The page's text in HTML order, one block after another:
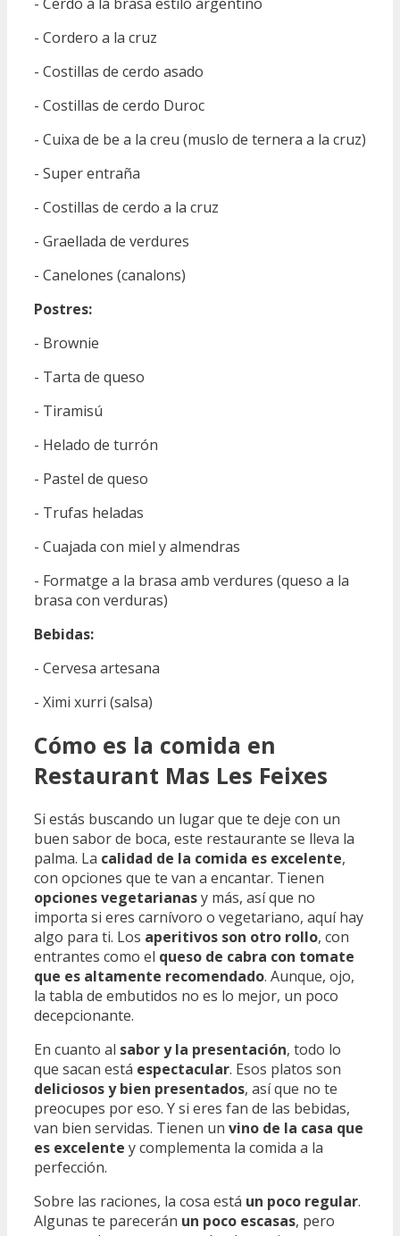
- Cordero a la cruz
- Costillas de cerdo asado
- Costillas de cerdo Duroc
- Cuixa de be a la creu (muslo de ternera a la cruz)
- Super entraña
- Costillas de cerdo a la cruz
- Graellada de verdures
- Canelones (canalons)
Postres:
- Brownie
- Tarta de queso
- Tiramisú
- Helado de turrón
- Pastel de queso
- Trufas heladas
- Cuajada con miel y almendras
- Formatge a la brasa amb verdures (queso a la
brasa con verduras)
Bebidas:
- Cervesa artesana
- Ximi xurri (salsa)
Cómo es la comida en
Restaurant Mas Les Feixes
Si estás buscando un lugar que te deje con un
buen sabor de boca, este restaurante se lleva la
palma. La calidad de la comida es excelente,
con opciones que te van a encantar. Tienen
opciones vegetarianasy más, así que no
importa si eres carnívoro o vegetariano, aquí hay
algo para ti. Los aperitivos son otro rollo, con
entrantes como el queso de cabra con tomate
que es altamente recomendado. Aunque, ojo,
la tabla de embutidos no es lo mejor, un poco
decepcionante.
En cuanto al sabor y la presentación, todo lo
que sacan está espectacular. Esos platos son
deliciosos y bien presentados, así que no te
preocupes por eso. Y si eres fan de las bebidas,
van bien servidas. Tienen un vino de la casa que
es excelente y complementa la comida a la
perfección.
Sobre las raciones, la cosa está un poco regular.
Algunas te parecerán un poco escasas, pero